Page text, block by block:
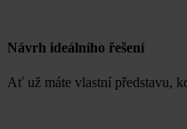
Návrh ideálního řešení
Ať už máte vlastní představu,